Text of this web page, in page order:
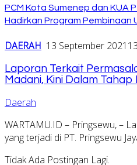
PCM Kota Sumenep dan KUA
Hadirkan Program Pembinaan
DAERAH 13 September 2021
Laporan Terkait
Madani, Kini Dalam Tahap
Daerah
WARTAMU.ID – Pringsewu, –
yang terjadi di PT. Pringsewu
Tidak Ada Postingan Lagi.